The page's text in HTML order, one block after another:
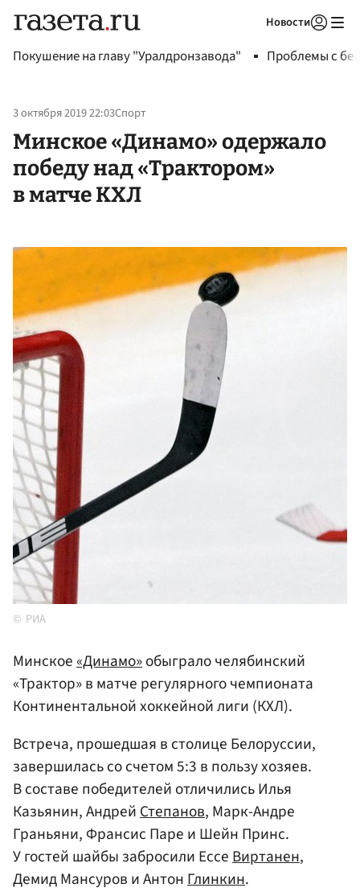
Новости
Покушение на главу "Уралдронзавода" Проблемы с
3 октября 2019 22:03Спорт
Минское «Динамо» одержало
победу над «Трактором»
в матче КХЛ
РИА
Минское«Динамо»обыграло челябинский
«Трактор» в матче регулярного чемпионата
Континентальной хоккейной лиги (КХЛ).
Встреча, прошедшая в столице Белоруссии,
завершилась со счетом 5:3 в пользу хозяев.
В составе победителей отличились Илья
Казьянин, АндрейСтепанов, Марк-Андре
Граньяни, Франсис Паре и Шейн Принс.
У гостей шайбы забросили ЕссеВиртанен,
Демид Мансуров и АнтонГлинкин.